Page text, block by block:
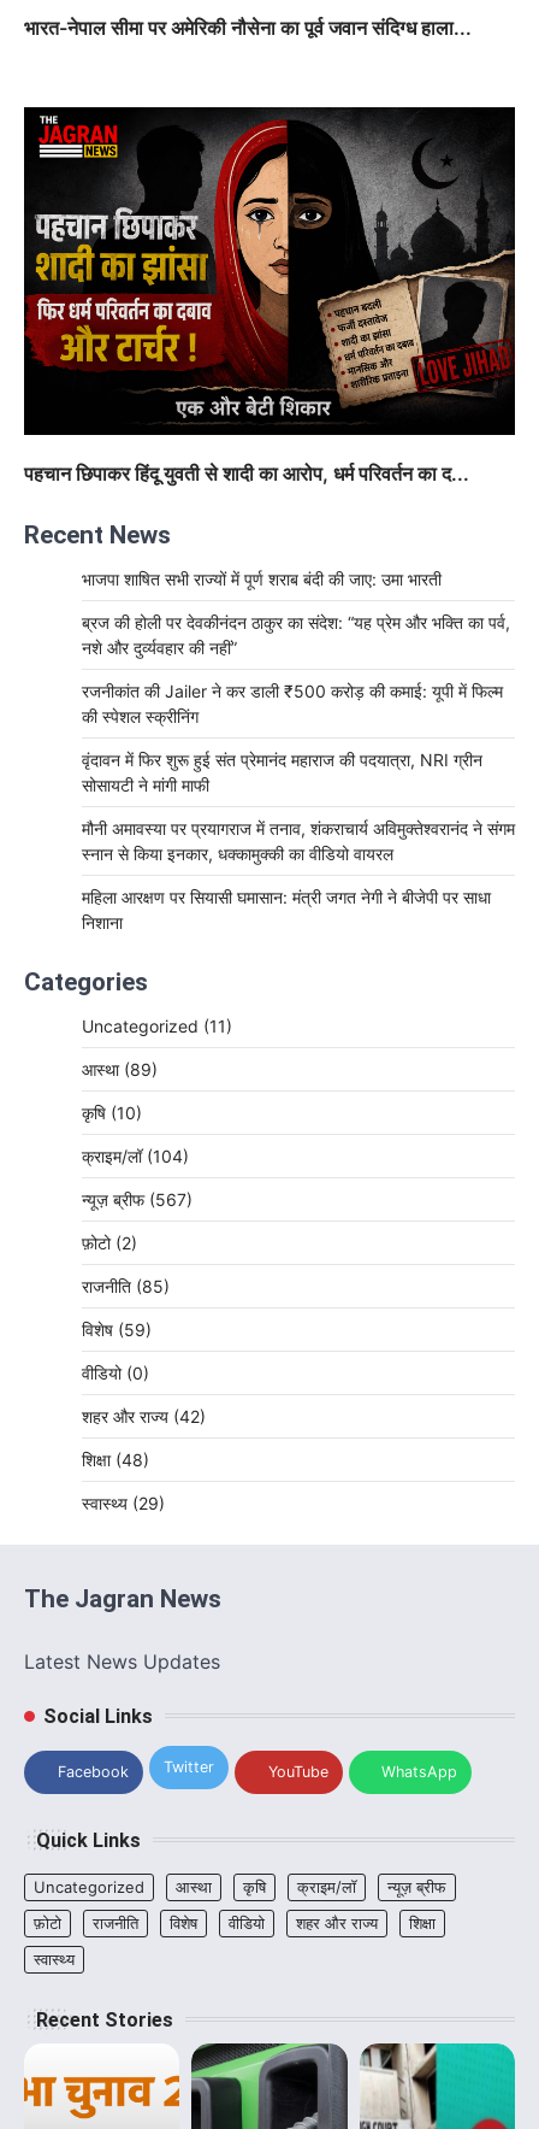
भारत-नेपाल सीमा पर अमेरिकी नौसेना का पूर्व जवान संदिग्ध हाला...
पहचान छिपाकर हिंदू युवती से शादी का आरोप, धर्म परिवर्तन का द...
Recent News
भाजपा शाषित सभी राज्यों में पूर्ण शराब बंदी की जाए: उमा भारती
ब्रज की होली पर देवकीनंदन ठाकुर का संदेश: “यह प्रेम और भक्ति का पर्व,
नशे और दुर्व्यवहार की नहीं”
रजनीकांत की Jailer ने कर डाली ₹500 करोड़ की कमाई: यूपी में फिल्म
की स्पेशल स्क्रीनिंग
वृंदावन में फिर शुरू हुई संत प्रेमानंद महाराज की पदयात्रा, NRI ग्रीन
सोसायटी ने मांगी माफी
मौनी अमावस्या पर प्रयागराज में तनाव, शंकराचार्य अविमुक्तेश्वरानंद ने संगम
स्नान से किया इनकार, धक्कामुक्की का वीडियो वायरल
महिला आरक्षण पर सियासी घमासान: मंत्री जगत नेगी ने बीजेपी पर साधा
निशाना
Categories
Uncategorized (11)
आस्था (89)
कृषि (10)
क्राइम/लॉ (104)
न्यूज़ ब्रीफ (567)
फ़ोटो (2)
राजनीति (85)
विशेष (59)
वीडियो (0)
शहर और राज्य (42)
शिक्षा (48)
स्वास्थ्य (29)
The Jagran News
Latest News Updates
Social Links
Facebook Twitter YouTube WhatsApp
Quick Links
Uncategorized आस्था कृषि क्राइम/लॉ
न्यूज़ ब्रीफ
फ़ोटो
राजनीति विशेष वीडियो शहर और राज्य
शिक्षा
स्वास्थ्य
Recent Stories